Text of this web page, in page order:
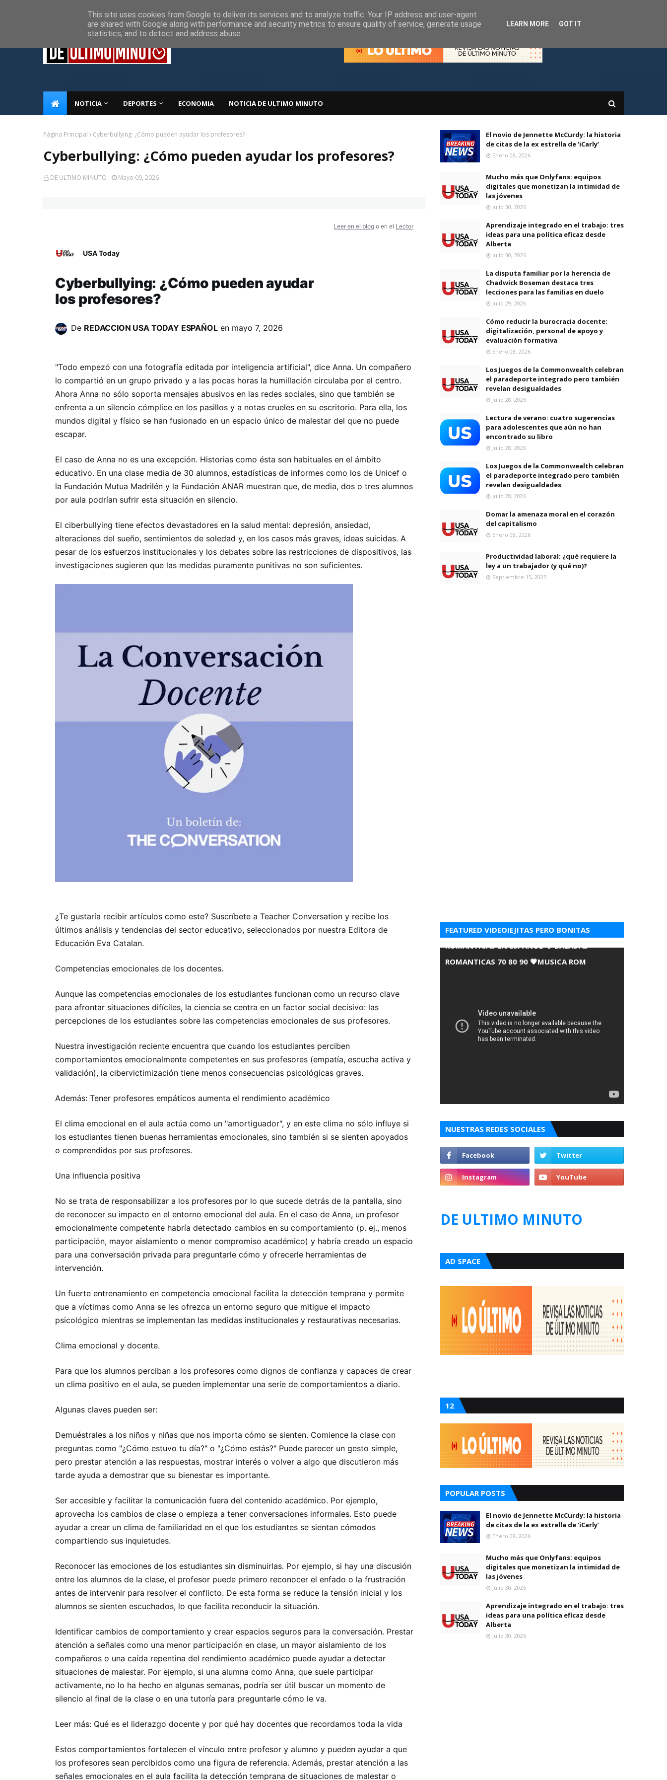
NOTICIA DEPORTES ECONOMIA NOTICIA DE ULTIMO MINUTO
Página Principal Cyberbullying: ¿Cómo pueden ayudar los profesores?
Cyberbullying: ¿Cómo pueden ayudar los profesores?
DE ULTIMO MINUTO Mayo 09, 2026
Leer en el blog o en el Lector
USA Today
Cyberbullying: ¿Cómo pueden ayudar
los profesores?
De REDACCION USA TODAY ESPAÑOLen mayo 7, 2026
"Todo empezó con una fotografía editada por inteligencia artificial", dice Anna. Un compañero
lo compartió en un grupo privado y a las pocas horas la humillación circulaba por el centro.
Ahora Anna no sólo soporta mensajes abusivos en las redes sociales, sino que también se
enfrenta a un silencio cómplice en los pasillos y a notas crueles en su escritorio. Para ella, los
mundos digital y físico se han fusionado en un espacio único de malestar del que no puede
escapar.
El caso de Anna no es una excepción. Historias como ésta son habituales en el ámbito
educativo. En una clase media de 30 alumnos, estadísticas de informes como los de Unicef ​​o
la Fundación Mutua Madrilén y la Fundación ANAR muestran que, de media, dos o tres alumnos
por aula podrían sufrir esta situación en silencio.
El ciberbullying tiene efectos devastadores en la salud mental: depresión, ansiedad,
alteraciones del sueño, sentimientos de soledad y, en los casos más graves, ideas suicidas. A
pesar de los esfuerzos institucionales y los debates sobre las restricciones de dispositivos, las
investigaciones sugieren que las medidas puramente punitivas no son suficientes.
¿Te gustaría recibir artículos como este? Suscríbete a Teacher Conversation y recibe los
últimos análisis y tendencias del sector educativo, seleccionados por nuestra Editora de
Educación Eva Catalan.
Competencias emocionales de los docentes.
Aunque las competencias emocionales de los estudiantes funcionan como un recurso clave
para afrontar situaciones difíciles, la ciencia se centra en un factor social decisivo: las
percepciones de los estudiantes sobre las competencias emocionales de sus profesores.
Nuestra investigación reciente encuentra que cuando los estudiantes perciben
comportamientos emocionalmente competentes en sus profesores (empatía, escucha activa y
validación), la cibervictimización tiene menos consecuencias psicológicas graves.
Además: Tener profesores empáticos aumenta el rendimiento académico
El clima emocional en el aula actúa como un "amortiguador", y en este clima no sólo influye si
los estudiantes tienen buenas herramientas emocionales, sino también si se sienten apoyados
o comprendidos por sus profesores.
Una influencia positiva
No se trata de responsabilizar a los profesores por lo que sucede detrás de la pantalla, sino
de reconocer su impacto en el entorno emocional del aula. En el caso de Anna, un profesor
emocionalmente competente habría detectado cambios en su comportamiento (p. ej., menos
participación, mayor aislamiento o menor compromiso académico) y habría creado un espacio
para una conversación privada para preguntarle cómo y ofrecerle herramientas de
intervención.
Un fuerte entrenamiento en competencia emocional facilita la detección temprana y permite
que a víctimas como Anna se les ofrezca un entorno seguro que mitigue el impacto
psicológico mientras se implementan las medidas institucionales y restaurativas necesarias.
Clima emocional y docente.
Para que los alumnos perciban a los profesores como dignos de confianza y capaces de crear
un clima positivo en el aula, se pueden implementar una serie de comportamientos a diario.
Algunas claves pueden ser:
Demuéstrales a los niños y niñas que nos importa cómo se sienten. Comience la clase con
preguntas como "¿Cómo estuvo tu día?" o "¿Cómo estás?" Puede parecer un gesto simple,
pero prestar atención a las respuestas, mostrar interés o volver a algo que discutieron más
tarde ayuda a demostrar que su bienestar es importante.
Ser accesible y facilitar la comunicación fuera del contenido académico. Por ejemplo,
aprovecha los cambios de clase o empieza a tener conversaciones informales. Esto puede
ayudar a crear un clima de familiaridad en el que los estudiantes se sientan cómodos
compartiendo sus inquietudes.
Reconocer las emociones de los estudiantes sin disminuirlas. Por ejemplo, si hay una discusión
entre los alumnos de la clase, el profesor puede primero reconocer el enfado o la frustración
antes de intervenir para resolver el conflicto. De esta forma se reduce la tensión inicial y los
alumnos se sienten escuchados, lo que facilita reconducir la situación.
Identificar cambios de comportamiento y crear espacios seguros para la conversación. Prestar
atención a señales como una menor participación en clase, un mayor aislamiento de los
compañeros o una caída repentina del rendimiento académico puede ayudar a detectar
situaciones de malestar. Por ejemplo, si una alumna como Anna, que suele participar
activamente, no lo ha hecho en algunas semanas, podría ser útil buscar un momento de
silencio al final de la clase o en una tutoría para preguntarle cómo le va.
Leer más: Qué es el liderazgo docente y por qué hay docentes que recordamos toda la vida
Estos comportamientos fortalecen el vínculo entre profesor y alumno y pueden ayudar a que
los profesores sean percibidos como una figura de referencia. Además, prestar atención a las
señales emocionales en el aula facilita la detección temprana de situaciones de malestar o
El novio de Jennette McCurdy: la historia
de citas de la ex estrella de ‘iCarly’
Enero 08, 2026
Mucho más que Onlyfans: equipos
digitales que monetizan la intimidad de
las jóvenes
Julio 30, 2026
Aprendizaje integrado en el trabajo: tres
ideas para una política eficaz desde
Alberta
Julio 30, 2026
La disputa familiar por la herencia de
Chadwick Boseman destaca tres
lecciones para las familias en duelo
Julio 29, 2026
Cómo reducir la burocracia docente:
digitalización, personal de apoyo y
evaluación formativa
Enero 08, 2026
Los Juegos de la Commonwealth celebran
el paradeporte integrado pero también
revelan desigualdades
Julio 28, 2026
Lectura de verano: cuatro sugerencias
para adolescentes que aún no han
encontrado su libro
Julio 28, 2026
Los Juegos de la Commonwealth celebran
el paradeporte integrado pero también
revelan desigualdades
Julio 28, 2026
Domar la amenaza moral en el corazón
del capitalismo
Enero 08, 2026
Productividad laboral: ¿qué requiere la
ley a un trabajador (y qué no)?
Septiembre 15, 2025
FEATURED VIDEOIEJITAS PERO BONITAS
ROMANTICAS EN ESPANOL 💘 BALADAS
ROMANTICAS 70 80 90 💗MUSICA ROM
NUESTRAS REDES SOCIALES
DE ULTIMO MINUTO
AD SPACE
12
POPULAR POSTS
El novio de Jennette McCurdy: la historia
de citas de la ex estrella de ‘iCarly’
Enero 08, 2026
Mucho más que Onlyfans: equipos
digitales que monetizan la intimidad de
las jóvenes
Julio 30, 2026
Aprendizaje integrado en el trabajo: tres
ideas para una política eficaz desde
Alberta
Julio 30, 2026
This site uses cookies from Google to deliver its services and to analyze traffic. Your IP address and user-agent
are shared with Google along with performance and security metrics to ensure quality of service, generate usage
statistics, and to detect and address abuse.
LEARN MORE GOT IT